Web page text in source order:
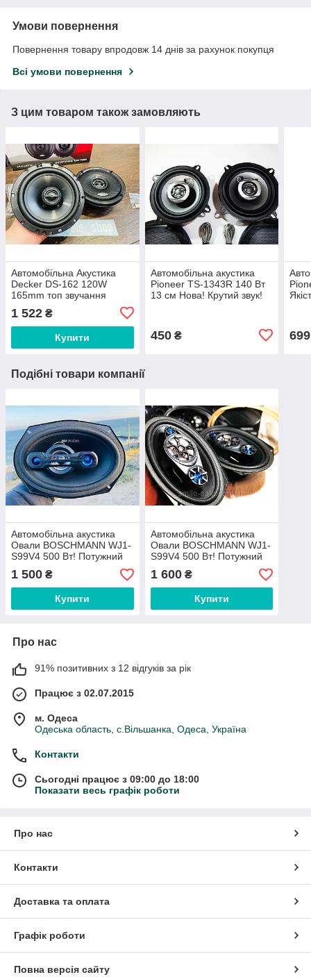
Умови повернення
Повернення товару впродовж 14 днів за рахунок покупця
Всі умови повернення
З цим товаром також замовляють
Автомобільна Акустика
Decker DS-162 120W
165mm топ звучання
1 522 ₴
Купити
Автомобільна акустика
Pioneer TS-1343R 140 Вт
13 см Нова! Крутий звук!
450₴ 699
Подібні товари компанії
Автомобільна акустика
Овали BOSCHMANN WJ1-
S99V4 500 Вт! Потужний
Звук!
1 500 ₴
Купити
Автомобільна акустика
Овали BOSCHMANN WJ1-
S99V4 500 Вт! Потужний
Звук!
1 600₴
Купити
Про нас
91% позитивних з 12 відгуків за рік
Працює з 02.07.2015
м. Одеса
Одеська область, с.Вільшанка, Одеса, Україна
Контакти
Сьогодні працює з 09:00 до 18:00
Показати весь графік роботи
Про нас
Контакти
Доставка та оплата
Графік роботи
Повна версія сайту